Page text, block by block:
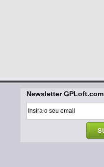
Newsletter GPLoft.com